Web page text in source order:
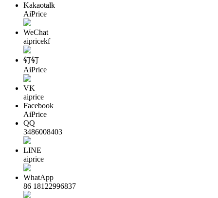
Kakaotalk
AiPrice
WeChat
aipricekf
钉钉
AiPrice
VK
aiprice
Facebook
AiPrice
QQ
3486008403
LINE
aiprice
WhatApp
86 18122996837